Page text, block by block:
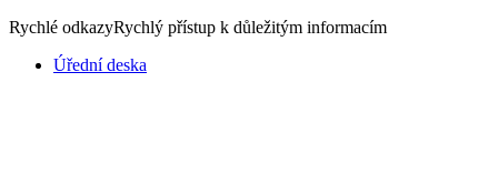
Rychlé odkazyRychlý přístup k důležitým informacím
Úřední deska